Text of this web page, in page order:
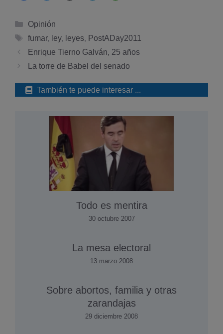
Categorías
Opinión
Etiquetas
fumar, ley, leyes, PostADay2011
Enrique Tierno Galván, 25 años
La torre de Babel del senado
También te puede interesar ...
Todo es mentira
30 octubre 2007
La mesa electoral
13 marzo 2008
Sobre abortos, familia y otras
zarandajas
29 diciembre 2008